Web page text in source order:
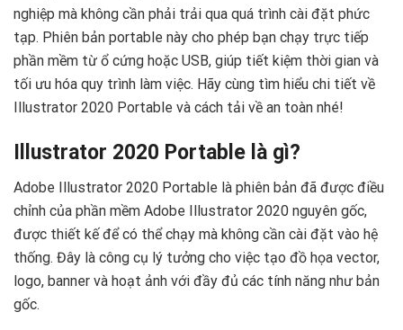
nghiệp mà không cần phải trải qua quá trình cài đặt phức
tạp. Phiên bản portable này cho phép bạn chạy trực tiếp
phần mềm từ ổ cứng hoặc USB, giúp tiết kiệm thời gian và
tối ưu hóa quy trình làm việc. Hãy cùng tìm hiểu chi tiết về
Illustrator 2020 Portable và cách tải về an toàn nhé!
Illustrator 2020 Portable là gì?
Adobe Illustrator 2020 Portable là phiên bản đã được điều
chỉnh của phần mềm Adobe Illustrator 2020 nguyên gốc,
được thiết kế để có thể chạy mà không cần cài đặt vào hệ
thống. Đây là công cụ lý tưởng cho việc tạo đồ họa vector,
logo, banner và hoạt ảnh với đầy đủ các tính năng như bản
gốc.